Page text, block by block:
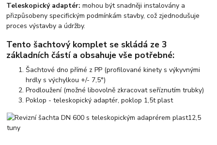
Teleskopický adaptér: mohou být snadněji instalovány a
přizpůsobeny specifickým podmínkám stavby, což zjednodušuje
proces výstavby a údržby.
Tento šachtový komplet se skládá ze 3
základních částí a obsahuje vše potřebné:
Šachtové dno přímé z PP (profilované kinety s výkyvnými
hrdly s výchylkou +/- 7,5°)
Prodloužení(možné libovolně zkracovat seříznutím trubky)
Poklop - teleskopický adaptér, poklop 1,5t plast